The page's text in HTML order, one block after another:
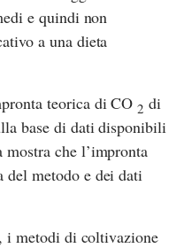
e quindi non
a una dieta
teorica di CO2 di
base di dati disponibili
che l’impronta
del metodo e dei dati
i metodi di coltivazione